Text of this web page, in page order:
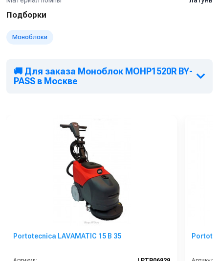
Подборки
Моноблоки
🚚 Для заказа Моноблок MOHP1520R BY-
PASS в Москве
Portotecnica LAVAMATIC 15 B 35